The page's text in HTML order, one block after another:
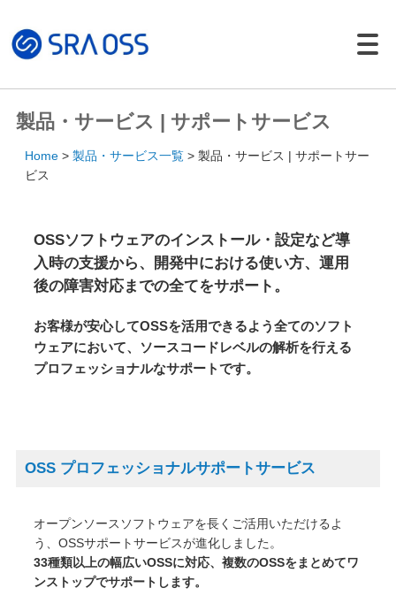
製品・サービス一覧
コンサルティング
導入・構築サービス
トレーニング
導入事例
イベント・セミナー
イベント・セミナー
採用情報
製品・サービス | サポートサービス
Home 製品・サービス一覧
製品・サービス | サポートサー
ビス
OSSソフトウェアのインストール・設定など導
入時の支援から、開発中における使い方、運用
後の障害対応までの全てをサポート。
お客様が安心してOSSを活用できるよう全てのソフト
ウェアにおいて、ソースコードレベルの解析を行える
プロフェッショナルなサポートです。
OSS プロフェッショナルサポートサービス
オープンソースソフトウェアを長くご活用いただけるよ
う、OSSサポートサービスが進化しました。
33種類以上の幅広いOSSに対応、複数のOSSをまとめてワ
ンストップでサポートします。